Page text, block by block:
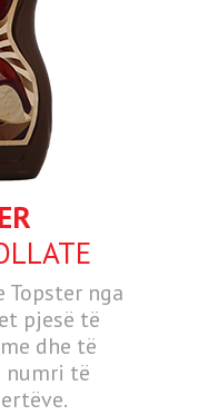
Topster nga
pjesë të
dhe të
numri të